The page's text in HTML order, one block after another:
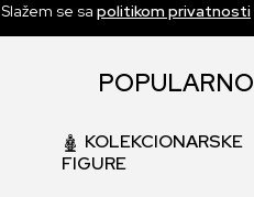
Slažem se sa politikom privatnosti
POPULARNO
KOLEKCIONARSKE
FIGURE